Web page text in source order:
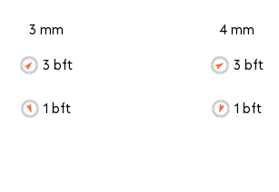
3 mm
3 bft
1 bft
4 mm
3 bft
1 bft